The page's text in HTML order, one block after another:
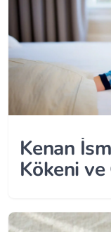
Kenan
Kökeni